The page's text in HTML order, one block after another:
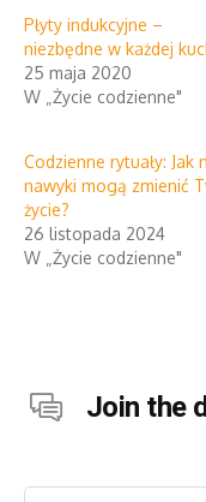
Płyty indukcyjne –
niezbędne w każdej
25 maja 2020
W „Życie codzienne"
Codzienne rytuały: Jak
nawyki mogą zmienić
życie?
26 listopada 2024
W „Życie codzienne"
Join the